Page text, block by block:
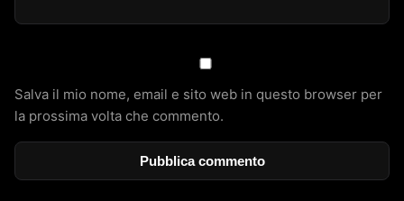
Salva il mio nome, email e sito web in questo browser per
la prossima volta che commento.